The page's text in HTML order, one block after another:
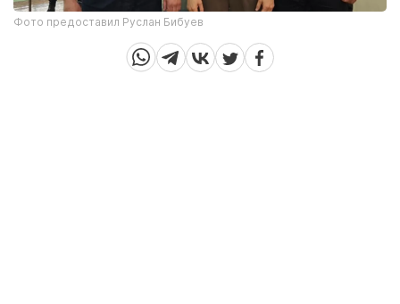
Фото предоставил Руслан Бибуев